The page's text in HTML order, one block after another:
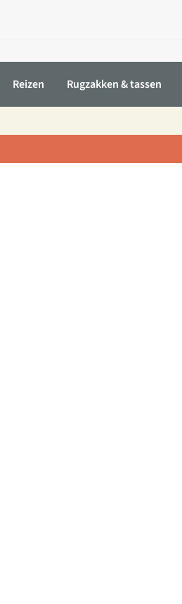
Reizen Rugzakken & tassen